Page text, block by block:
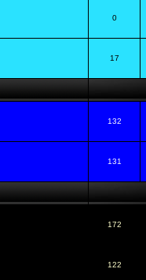
0
17
132
131
172
122